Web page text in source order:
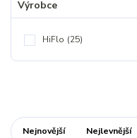
Výrobce
HiFlo (25)
Nejnovější Nejlevnější